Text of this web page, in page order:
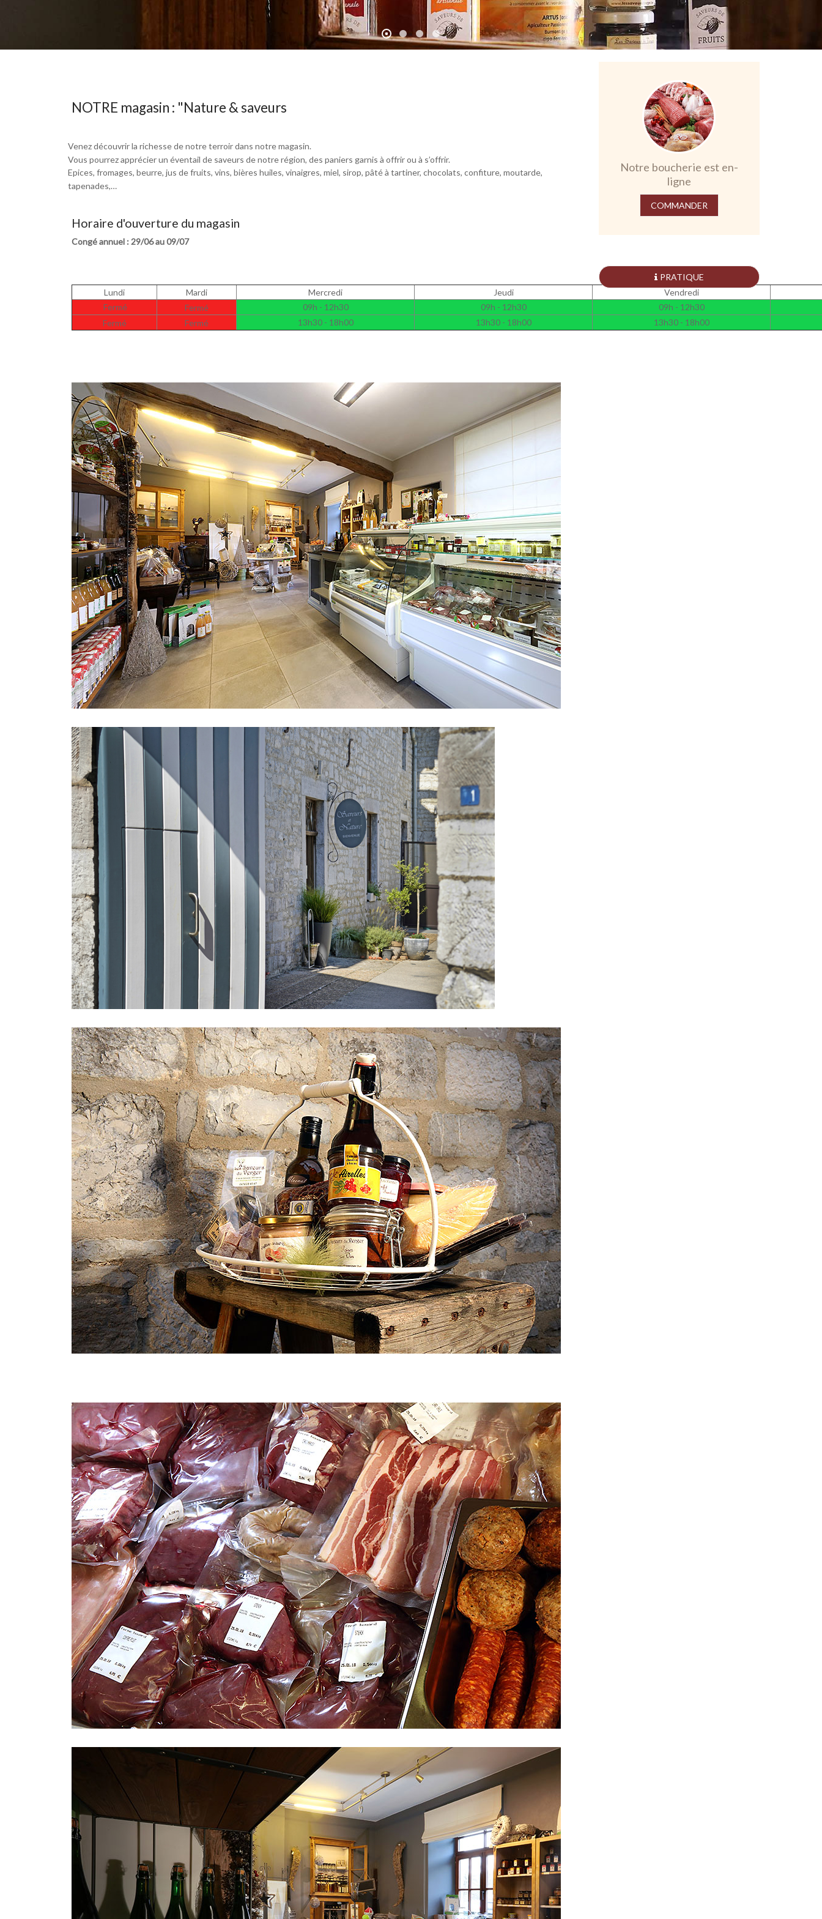
NOTRE magasin : "Nature & saveurs
Venez découvrir la richesse de notre terroir dans notre magasin.
Vous pourrez apprécier un éventail de saveurs de notre région, des paniers garnis à offrir ou à s’offrir.
Epices, fromages, beurre, jus de fruits, vins, bières huiles, vinaigres, miel, sirop, pâté à tartiner, chocolats, confiture, moutarde,
tapenades,…
Horaire d'ouverture du magasin
Congé annuel : 29/06 au 09/07
Lundi Mardi Mercredi Jeudi
Vendredi
Fermé
Fermé 09h - 12h30 09h - 12h30
09h - 12h30
Fermé
Fermé 13h30 - 18h00 13h30 - 18h00 13h30 - 18h00
Notre boucherie est en-
ligne
COMMANDER
PRATIQUE